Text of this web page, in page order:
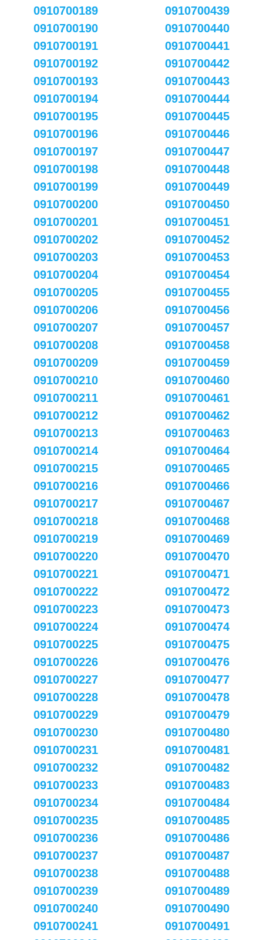
0910700189
0910700190
0910700191
0910700192
0910700193
0910700194
0910700195
0910700196
0910700197
0910700198
0910700199
0910700200
0910700201
0910700202
0910700203
0910700204
0910700205
0910700206
0910700207
0910700208
0910700209
0910700210
0910700211
0910700212
0910700213
0910700214
0910700215
0910700216
0910700217
0910700218
0910700219
0910700220
0910700221
0910700222
0910700223
0910700224
0910700225
0910700226
0910700227
0910700228
0910700229
0910700230
0910700231
0910700232
0910700233
0910700234
0910700235
0910700236
0910700237
0910700238
0910700239
0910700240
0910700241
0910700439
0910700440
0910700441
0910700442
0910700443
0910700444
0910700445
0910700446
0910700447
0910700448
0910700449
0910700450
0910700451
0910700452
0910700453
0910700454
0910700455
0910700456
0910700457
0910700458
0910700459
0910700460
0910700461
0910700462
0910700463
0910700464
0910700465
0910700466
0910700467
0910700468
0910700469
0910700470
0910700471
0910700472
0910700473
0910700474
0910700475
0910700476
0910700477
0910700478
0910700479
0910700480
0910700481
0910700482
0910700483
0910700484
0910700485
0910700486
0910700487
0910700488
0910700489
0910700490
0910700491